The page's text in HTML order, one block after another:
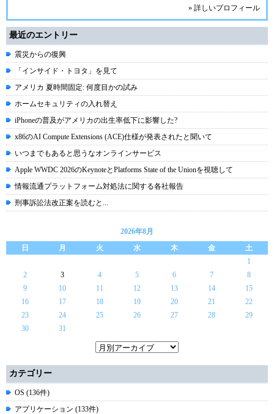
» 詳しいプロフィール
最近のエントリー
震災からの復興
「インサイド・トヨタ」を見て
アメリカ 夏時間固定: 何度目かの試み
ホームセキュリティの入れ替え
iPhoneの普及がアメリカの出生率低下に影響した?
x86のAI Compute Extensions (ACE)仕様が発表されたと聞いて
いつまでもあると思うなオンラインサービス
Apple WWDC 2026のKeynoteとPlatforms State of the Unionを視聴して
情報流通プラットフォーム対処法に関する各社報告
刑事訴訟法改正案を読むと...
2026年8月
日
月 火 水 木 金
土
1
2
3 4 5 6 7
8
9
10 11 12 13 14
15
16
17 18 19 20 21
22
23
24 25 26 27 28
29
30
31
カテゴリー
OS (136件)
アプリケーション (133件)